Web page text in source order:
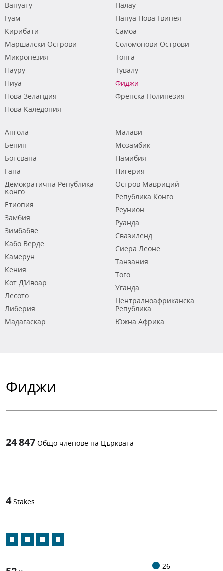
Вануату
Гуам
Кирибати
Маршалски Острови
Микронезия
Науру
Ниуа
Нова Зеландия
Нова Каледония
Палау
Папуа Нова Гвинея
Самоа
Соломонови Острови
Тонга
Тувалу
Фиджи
Френска Полинезия
Ангола
Бенин
Ботсвана
Гана
Демократична Република
Конго
Етиопия
Замбия
Зимбабве
Кабо Верде
Камерун
Кения
Кот Д’Ивоар
Лесото
Либерия
Мадагаскар
Малави
Мозамбик
Намибия
Нигерия
Остров Мавриций
Република Конго
Реунион
Руанда
Свазиленд
Сиера Леоне
Танзания
Того
Уганда
Централноафриканска
Република
Южна Африка
Фиджи
24 847 Общо членове на Църквата
4 Stakes
26